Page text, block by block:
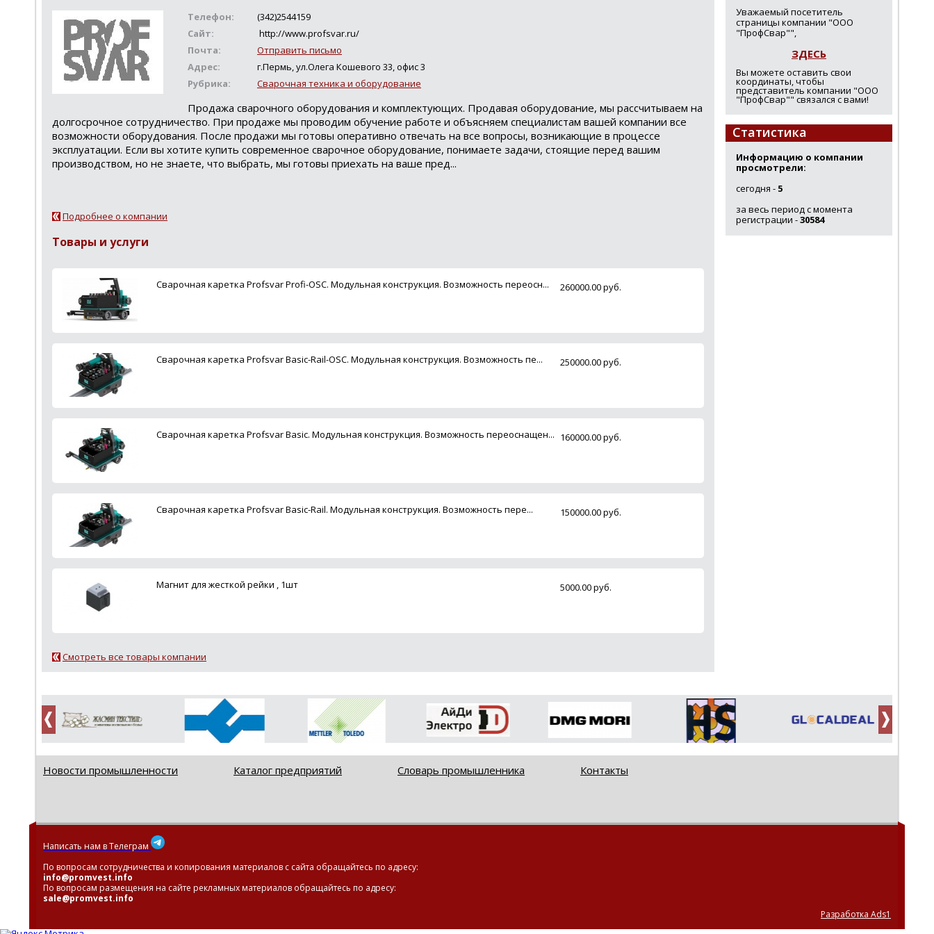
Телефон:
(342)2544159
Сайт:
http://www.profsvar.ru/
Почта:
Отправить письмо
Адрес:
г.Пермь, ул.Олега Кошевого 33, офис 3
Рубрика:
Сварочная техника и оборудование
Продажа сварочного оборудования и комплектующих. Продавая оборудование, мы рассчитываем на
долгосрочное сотрудничество. При продаже мы проводим обучение работе и объясняем специалистам вашей компании все
возможности оборудования. После продажи мы готовы оперативно отвечать на все вопросы, возникающие в процессе
эксплуатации. Если вы хотите купить современное сварочное оборудование, понимаете задачи, стоящие перед вашим
производством, но не знаете, что выбрать, мы готовы приехать на ваше пред...
Подробнее о компании
Товары и услуги
Сварочная каретка Profsvar Profi-OSC. Модульная конструкция. Возможность переосн... 260000.00 руб.
Сварочная каретка Profsvar Basic-Rail-OSC. Модульная конструкция. Возможность пе... 250000.00 руб.
Сварочная каретка Profsvar Basic. Модульная конструкция. Возможность переоснащен... 160000.00 руб.
Сварочная каретка Profsvar Basic-Rail. Модульная конструкция. Возможность пере... 150000.00 руб.
Магнит для жесткой рейки , 1шт 5000.00 руб.
Смотреть все товары компании
Уважаемый посетитель
страницы компании "ООО
"ПрофСвар"",
ЗДЕСЬ
Вы можете оставить свои
координаты, чтобы
представитель компании "ООО
"ПрофСвар"" связался с вами!
Статистика
Информацию о компании
просмотрели:
сегодня - 5
за весь период с момента
регистрации -30584
Новости промышленности Каталог предприятий Словарь промышленника Контакты
Написать нам в Телеграм
По вопросам сотрудничества и копирования материалов с сайта обращайтесь по адресу:
info@promvest.info
По вопросам размещения на сайте рекламных материалов обращайтесь по адресу:
sale@promvest.info
Разработка Ads1
Loading...